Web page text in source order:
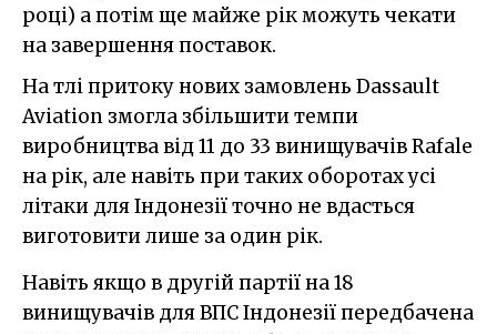
році) а потім ще майже рік можуть чекати
на завершення поставок.
На тлі притоку нових замовлень Dassault
Aviation змогла збільшити темпи
виробництва від 11 до 33 винищувачів Rafale
на рік, але навіть при таких оборотах усі
літаки для Індонезії точно не вдасться
виготовити лише за один рік.
Навіть якщо в другій партії на 18
винищувачів для ВПС Індонезії передбачена